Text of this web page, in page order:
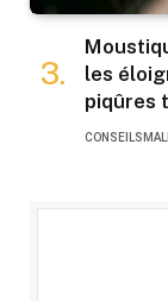
les
piqûres